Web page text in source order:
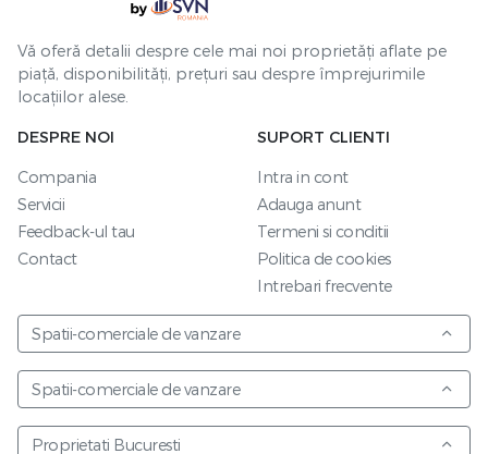
Vă oferă detalii despre cele mai noi proprietăți aflate pe
piață, disponibilități, prețuri sau despre împrejurimile
locațiilor alese.
DESPRE NOI
Compania
Servicii
Feedback-ul tau
Contact
SUPORT CLIENTI
Intra in cont
Adauga anunt
Termeni si conditii
Politica de cookies
Intrebari frecvente
Spatii-comerciale de vanzare
Spatii-comerciale de vanzare
Proprietati Bucuresti